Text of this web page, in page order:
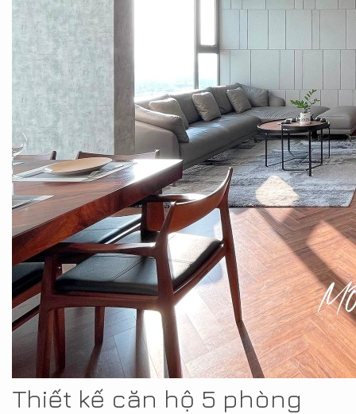
Thiết kế căn hộ 5 phòng